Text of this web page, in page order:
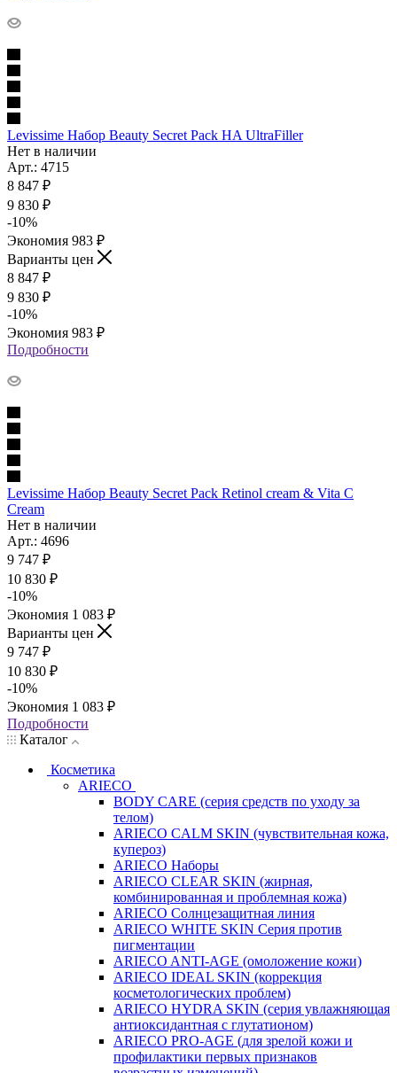
Levissime Набор Beauty Secret Pack HA UltraFiller
Нет в наличии
Арт.: 4715
8 847 ₽
9 830 ₽
-10%
Экономия 983 ₽
Варианты цен
8 847 ₽
9 830 ₽
-10%
Экономия 983 ₽
Подробности
Levissime Набор Beauty Secret Pack Retinol cream & Vita C
Cream
Нет в наличии
Арт.: 4696
9 747 ₽
10 830 ₽
-10%
Экономия 1 083 ₽
Варианты цен
9 747 ₽
10 830 ₽
-10%
Экономия 1 083 ₽
Подробности
Каталог
Косметика
ARIECO
BODY CARE (серия средств по уходу за
телом)
ARIECO CALM SKIN (чувствительная кожа,
купероз)
ARIECO Наборы
ARIECO CLEAR SKIN (жирная,
комбинированная и проблемная кожа)
ARIECO Солнцезащитная линия
ARIECO WHITE SKIN Серия против
пигментации
ARIECO ANTI-AGE (омоложение кожи)
ARIECO IDEAL SKIN (коррекция
косметологических проблем)
ARIECO HYDRA SKIN (серия увлажняющая
антиоксидантная с глутатионом)
ARIECO PRO-AGE (для зрелой кожи и
профилактики первых признаков